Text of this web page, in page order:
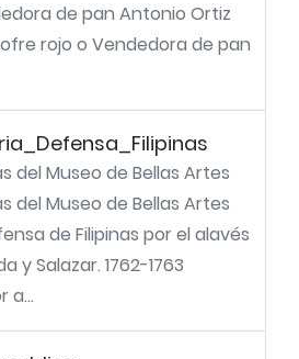
de pan Antonio Ortiz
rojo o Vendedora de pan
del Museo de Bellas Artes
del Museo de Bellas Artes
de Filipinas por el alavés
y Salazar. 1762-1763
a...